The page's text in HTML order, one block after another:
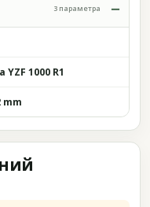
3 параметра
YZF 1000 R1
mm